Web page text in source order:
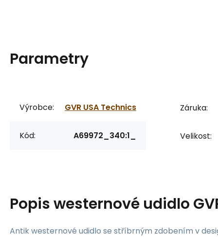
Parametry
Výrobce: GVR USA Technics
Kód: A69972_340:1_
Záruka:
Velikost:
Popiswesternové udidlo
Antik westernové udidlo se stříbrným zdobením v